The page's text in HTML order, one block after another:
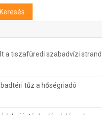
a tiszafüredi szabadvízi strand
tűz a hőségriadó